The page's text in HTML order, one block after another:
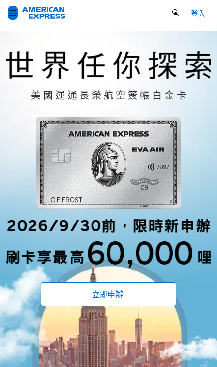
Search Button
登入
美 國 運 通 長 榮 航 空 簽 帳 白 金 卡
立即申辦 (opens new window)